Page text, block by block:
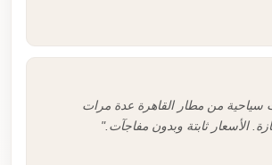
من مطار القاهرة عدة مرات
الأسعار ثابتة وبدون مفاجآت."